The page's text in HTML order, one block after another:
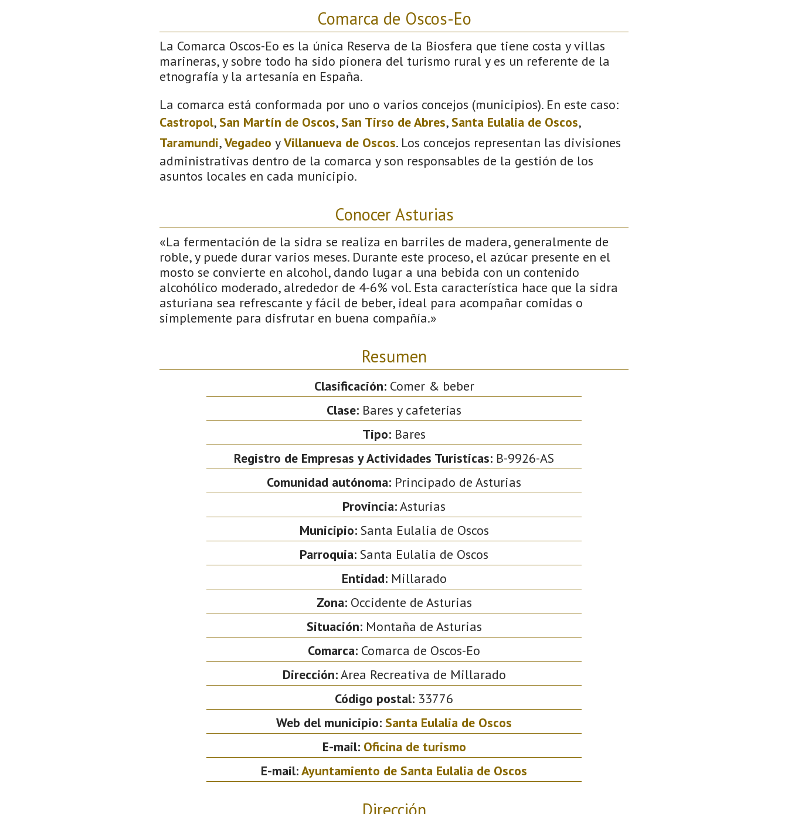
Comarca de Oscos-Eo
La Comarca Oscos-Eo es la única Reserva de la Biosfera que tiene costa y villas
marineras, y sobre todo ha sido pionera del turismo rural y es un referente de la
etnografía y la artesanía en España.
La comarca está conformada por uno o varios concejos (municipios). En este caso:
Castropol,San Martín de Oscos,San Tirso de Abres,Santa Eulalia de Oscos,
Taramundi,Vegadeo yVillanueva de Oscos. Los concejos representan las divisiones
administrativas dentro de la comarca y son responsables de la gestión de los
asuntos locales en cada municipio.
Conocer Asturias
«La fermentación de la sidra se realiza en barriles de madera, generalmente de
roble, y puede durar varios meses. Durante este proceso, el azúcar presente en el
mosto se convierte en alcohol, dando lugar a una bebida con un contenido
alcohólico moderado, alrededor de 4-6% vol. Esta característica hace que la sidra
asturiana sea refrescante y fácil de beber, ideal para acompañar comidas o
simplemente para disfrutar en buena compañía.»
Resumen
Clasificación:Comer & beber
Clase: Bares y cafeterías
Tipo: Bares
Registro de Empresas y Actividades Turisticas: B-9926-AS
Comunidad autónoma: Principado de Asturias
Provincia:Asturias
Municipio:Santa Eulalia de Oscos
Parroquia: Santa Eulalia de Oscos
Entidad:Millarado
Zona:Occidente de Asturias
Situación:Montaña de Asturias
Comarca: Comarca de Oscos-Eo
Dirección:Area Recreativa de Millarado
Código postal: 33776
Web del municipio: Santa Eulalia de Oscos
E-mail: Oficina de turismo
E-mail:Ayuntamiento de Santa Eulalia de Oscos
Dirección